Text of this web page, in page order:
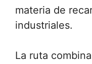
materia de
industriales.
La ruta